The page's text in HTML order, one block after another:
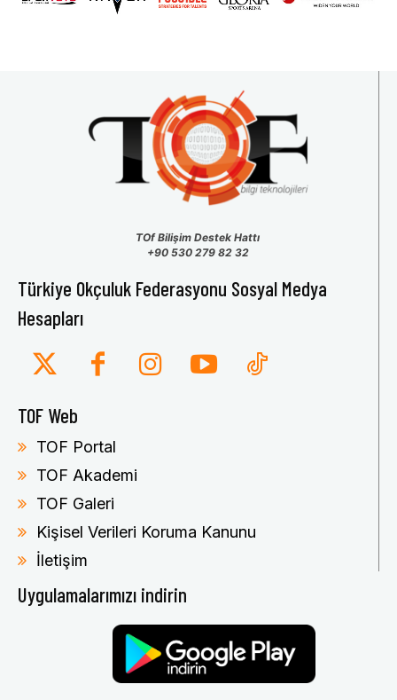
TOf Bilişim Destek Hattı
+90 530 279 82 32
Türkiye Okçuluk Federasyonu Sosyal Medya
Hesapları
TOF Web
TOF Portal
TOF Akademi
TOF Galeri
Kişisel Verileri Koruma Kanunu
İletişim
Uygulamalarımızı indirin